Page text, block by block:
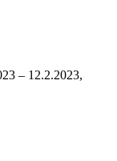
– 12.2.2023,